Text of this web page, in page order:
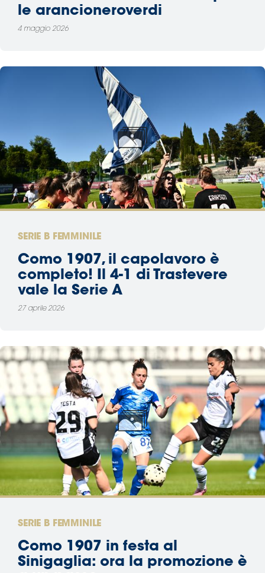
le arancioneroverdi
4 maggio 2026
SERIE B FEMMINILE
Como 1907, il capolavoro è
completo! Il 4-1 di Trastevere
vale la Serie A
27 aprile 2026
SERIE B FEMMINILE
Como 1907 in festa al
Sinigaglia: ora la promozione è